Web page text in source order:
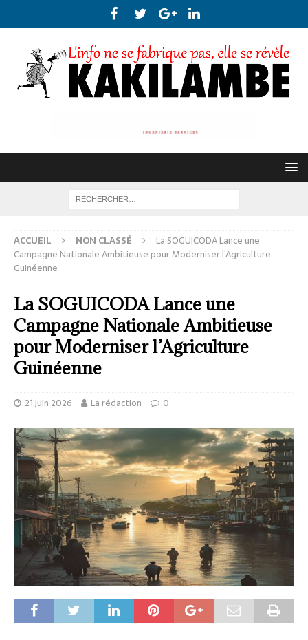
ACCUEIL NON CLASSÉ
La SOGUICODA Lance une
Campagne Nationale Ambitieuse pour Moderniser l’Agriculture
Guinéenne
La SOGUICODA Lance une
Campagne Nationale Ambitieuse
pour Moderniser l’Agriculture
Guinéenne
21 juin 2026 La rédaction 0